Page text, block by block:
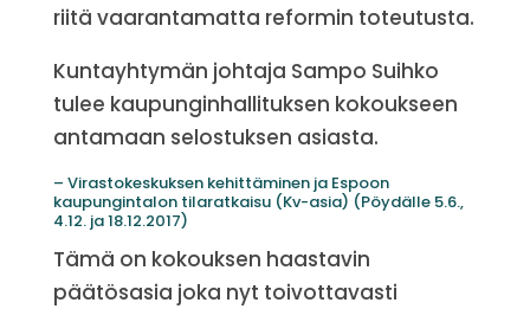
riitä vaarantamatta reformin toteutusta.
Kuntayhtymän johtaja Sampo Suihko
tulee kaupunginhallituksen kokoukseen
antamaan selostuksen asiasta.
– Virastokeskuksen kehittäminen ja Espoon
kaupungintalon tilaratkaisu (Kv-asia) (Pöydälle 5.6.,
4.12. ja 18.12.2017)
Tämä on kokouksen haastavin
päätösasia joka nyt toivottavasti